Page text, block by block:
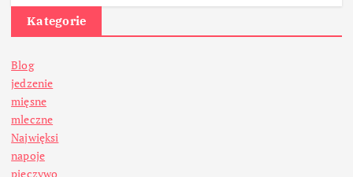
Kategorie
Blog
jedzenie
mięsne
mleczne
Najwięksi
napoje
pieczywo